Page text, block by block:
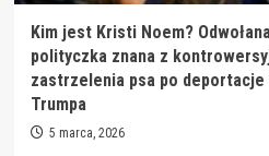
Kim jest Kristi Noem?
polityczka znana z
zastrzelenia psa po
Trumpa
5 marca, 2026